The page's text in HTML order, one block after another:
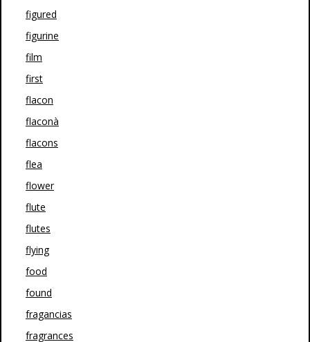
figured
figurine
film
first
flacon
flaconà
flacons
flea
flower
flute
flutes
flying
food
found
fragancias
fragrances